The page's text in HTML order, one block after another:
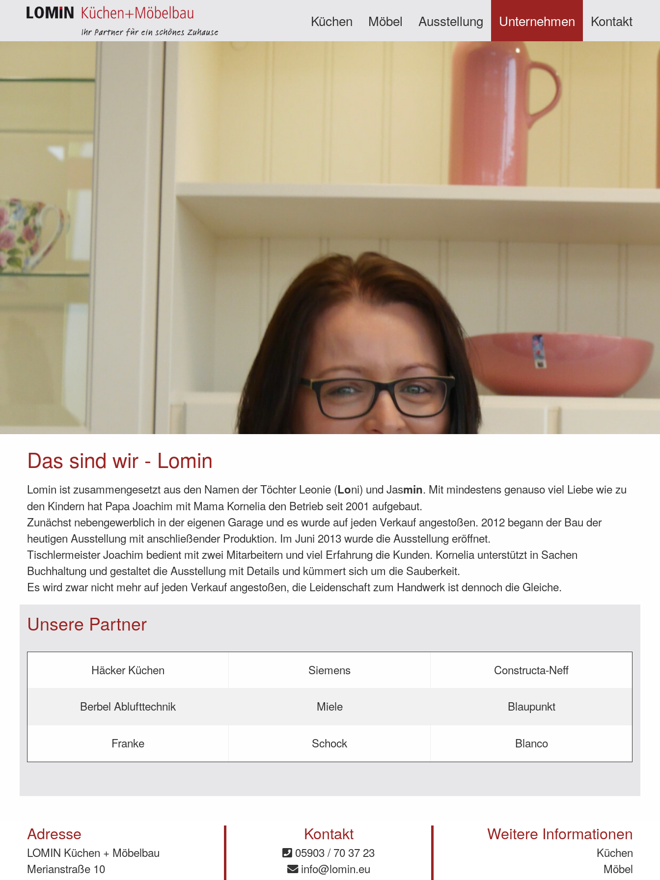
Küchen Möbel Ausstellung Unternehmen Kontakt
Das sind wir - Lomin
Lomin ist zusammengesetzt aus den Namen der Töchter Leonie (Loni) und Jasmin. Mit mindestens genauso viel Liebe wie zu
den Kindern hat Papa Joachim mit Mama Kornelia den Betrieb seit 2001 aufgebaut.
Zunächst nebengewerblich in der eigenen Garage und es wurde auf jeden Verkauf angestoßen. 2012 begann der Bau der
heutigen Ausstellung mit anschließender Produktion. Im Juni 2013 wurde die Ausstellung eröffnet.
Tischlermeister Joachim bedient mit zwei Mitarbeitern und viel Erfahrung die Kunden. Kornelia unterstützt in Sachen
Buchhaltung und gestaltet die Ausstellung mit Details und kümmert sich um die Sauberkeit.
Es wird zwar nicht mehr auf jeden Verkauf angestoßen, die Leidenschaft zum Handwerk ist dennoch die Gleiche.
Unsere Partner
Häcker Küchen Siemens Constructa-Neff
Berbel Ablufttechnik Miele Blaupunkt
Franke Schock Blanco
Adresse
LOMIN Küchen + Möbelbau
Merianstraße 10
Kontakt
05903 / 70 37 23
info@lomin.eu
Weitere Informationen
Küchen
Möbel